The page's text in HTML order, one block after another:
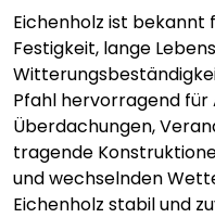
Eichenholz ist bekannt
Festigkeit, lange
Pfahl hervorragend
Überdachungen,
tragende
und wechselnden
Eichenholz stabil und